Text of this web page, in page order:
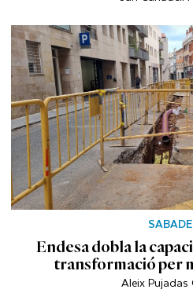
Endesa dobla la
transformació per
Aleix Pujadas